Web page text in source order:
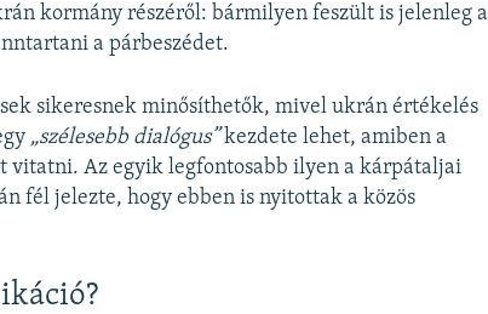
kormány részéről: bármilyen feszült is jelenleg a
a párbeszédet.
sikeresnek minősíthetők, mivel ukrán értékelés
„szélesebb dialógus”kezdete lehet, amiben a
vitatni. Az egyik legfontosabb ilyen a kárpátaljai
fél jelezte, hogy ebben is nyitottak a közös